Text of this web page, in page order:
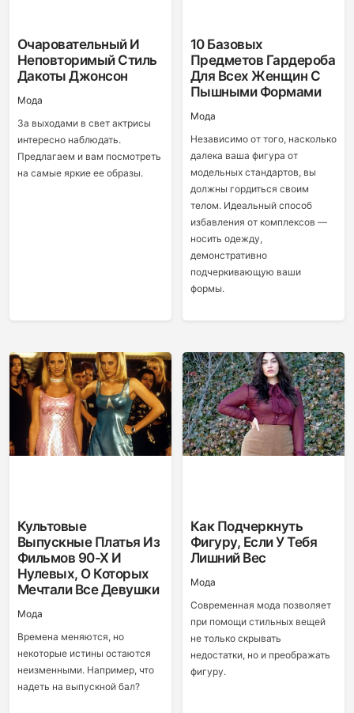
Очаровательный И
Неповторимый Стиль
Дакоты Джонсон
Мода
За выходами в свет актрисы
интересно наблюдать.
Предлагаем и вам посмотреть
на самые яркие ее образы.
10 Базовых
Предметов Гардероба
Для Всех Женщин С
Пышными Формами
Мода
Независимо от того, насколько
далека ваша фигура от
модельных стандартов, вы
должны гордиться своим
телом. Идеальный способ
избавления от комплексов —
носить одежду,
демонстративно
подчеркивающую ваши
формы.
Культовые
Выпускные Платья Из
Фильмов 90-Х И
Нулевых, О Которых
Мечтали Все Девушки
Мода
Времена меняются, но
некоторые истины остаются
неизменными. Например, что
надеть на выпускной бал?
Как Подчеркнуть
Фигуру, Если У Тебя
Лишний Вес
Мода
Современная мода позволяет
при помощи стильных вещей
не только скрывать
недостатки, но и преображать
фигуру.